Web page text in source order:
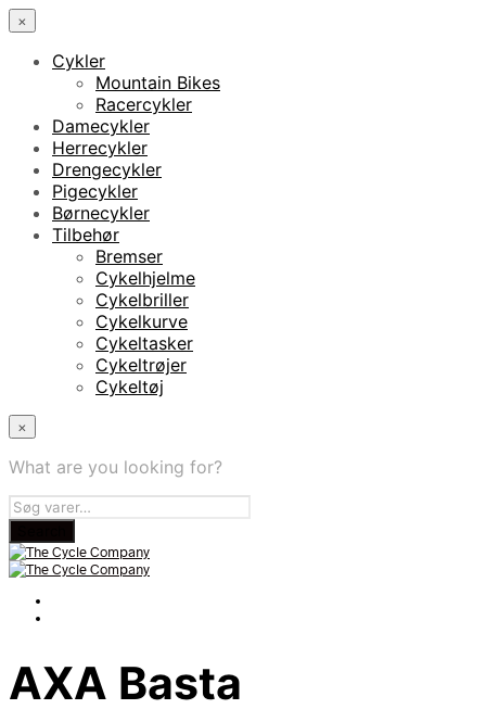
×
Cykler
Mountain Bikes
Racercykler
Damecykler
Herrecykler
Drengecykler
Pigecykler
Børnecykler
Tilbehør
Bremser
Cykelhjelme
Cykelbriller
Cykelkurve
Cykeltasker
Cykeltrøjer
Cykeltøj
×
What are you looking for?
AXA Basta